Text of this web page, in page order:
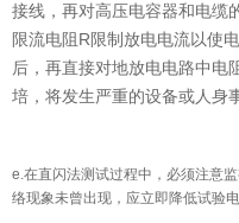
接线，再对高压电容器和电缆
限流电阻R限制放电电流以使
后，再直接对地放电电路中电
培，将发生严重的设备或人身
e.在直闪法测试过程中，必须注意
络现象未曾出现，应立即降低试验